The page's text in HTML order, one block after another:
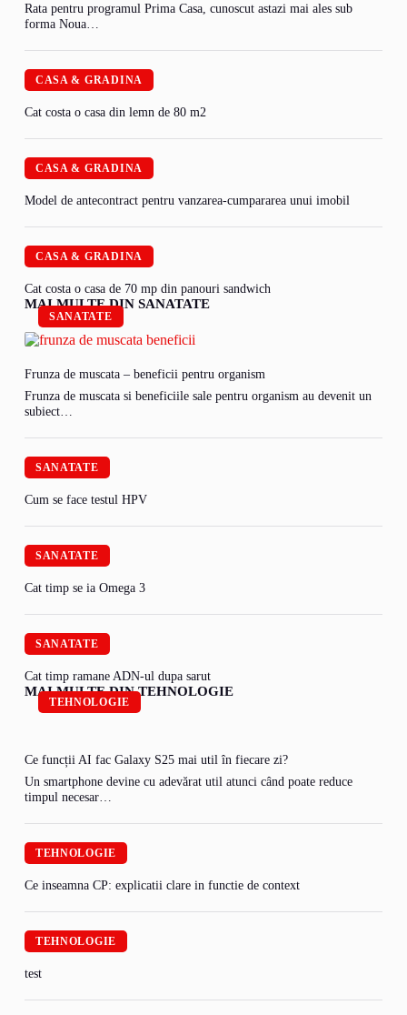
Rata pentru programul Prima Casa, cunoscut astazi mai ales sub
forma Noua…
CASA & GRADINA
Cat costa o casa din lemn de 80 m2
CASA & GRADINA
Model de antecontract pentru vanzarea-cumpararea unui imobil
CASA & GRADINA
Cat costa o casa de 70 mp din panouri sandwich
MAI MULTE DIN SANATATE
SANATATE
Frunza de muscata – beneficii pentru organism
Frunza de muscata si beneficiile sale pentru organism au devenit un
subiect…
SANATATE
Cum se face testul HPV
SANATATE
Cat timp se ia Omega 3
SANATATE
Cat timp ramane ADN-ul dupa sarut
MAI MULTE DIN TEHNOLOGIE
TEHNOLOGIE
Ce funcții AI fac Galaxy S25 mai util în fiecare zi?
Un smartphone devine cu adevărat util atunci când poate reduce
timpul necesar…
TEHNOLOGIE
Ce inseamna CP: explicatii clare in functie de context
TEHNOLOGIE
test